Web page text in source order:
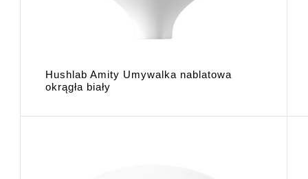
Hushlab Amity Umywalka nablatowa
okrągła biały